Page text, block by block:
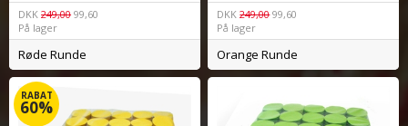
DKK 249,00 99,60
På lager
Røde Runde
DKK 249,00 99,60
På lager
Orange Runde
RABAT
60%